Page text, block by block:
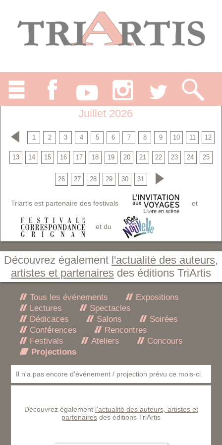
Juillet 2026
1 2 3 4 5 6 7 8 9 10 11 12
13 14 15 16 17 18 19 20 21 22 23 24 25
26 27 28 29 30 31
Triartis est partenaire des festivals et
et du
Découvrez également l'actualité des auteurs,
artistes et partenaires des éditions TriArtis
Tous les événements
Expositions
Lectures
Spectacles
Dédicaces
Salons
Soirées
Conférences
Rencontres
Festivals
Ateliers
Concours
Projections
Il n'a pas encore d'événement / projection prévu ce mois-ci.
Découvrez également l'actualité des auteurs, artistes et
partenaires des éditions TriArtis